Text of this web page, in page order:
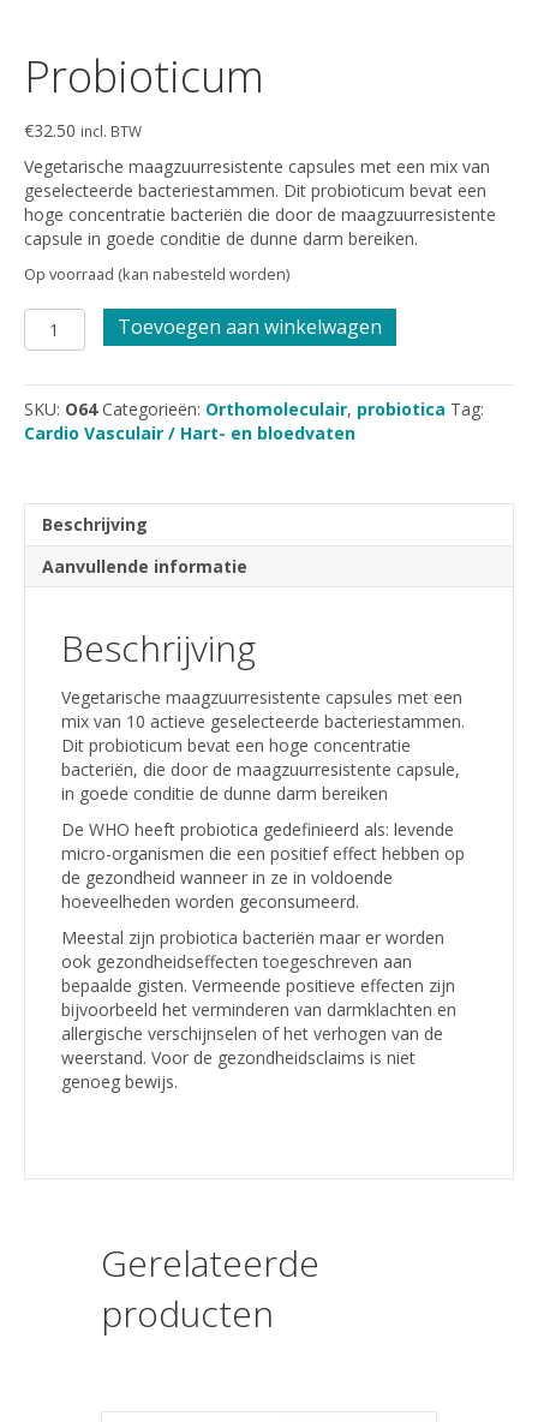
Probioticum
€32.50 incl. BTW
Vegetarische maagzuurresistente capsules met een mix van
geselecteerde bacteriestammen. Dit probioticum bevat een
hoge concentratie bacteriën die door de maagzuurresistente
capsule in goede conditie de dunne darm bereiken.
Op voorraad (kan nabesteld worden)
Probioticum
aantal
Toevoegen aan winkelwagen
SKU: O64 Categorieën: Orthomoleculair, probiotica Tag:
Cardio Vasculair / Hart- en bloedvaten
Beschrijving
Aanvullende informatie
Beschrijving
Vegetarische maagzuurresistente capsules met een
mix van 10 actieve geselecteerde bacteriestammen.
Dit probioticum bevat een hoge concentratie
bacteriën, die door de maagzuurresistente capsule,
in goede conditie de dunne darm bereiken
De WHO heeft probiotica gedefinieerd als: levende
micro-organismen die een positief effect hebben op
de gezondheid wanneer in ze in voldoende
hoeveelheden worden geconsumeerd.
Meestal zijn probiotica bacteriën maar er worden
ook gezondheidseffecten toegeschreven aan
bepaalde gisten. Vermeende positieve effecten zijn
bijvoorbeeld het verminderen van darmklachten en
allergische verschijnselen of het verhogen van de
weerstand. Voor de gezondheidsclaims is niet
genoeg bewijs.
Gerelateerde
producten